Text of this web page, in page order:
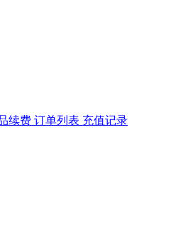
续费 订单列表 充值记录